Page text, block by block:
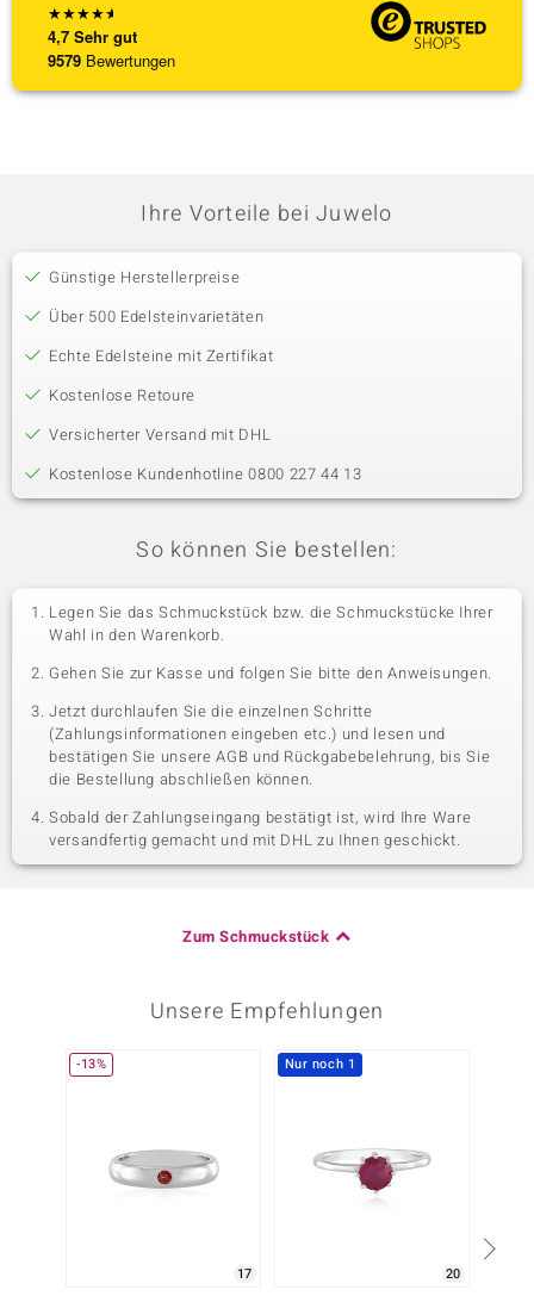
★★★★★
4,7 Sehr gut
9579 Bewertungen
Ihre Vorteile bei Juwelo
Günstige Herstellerpreise
Über 500 Edelsteinvarietäten
Echte Edelsteine mit Zertifikat
Kostenlose Retoure
Versicherter Versand mit DHL
Kostenlose Kundenhotline 0800 227 44 13
So können Sie bestellen:
Legen Sie das Schmuckstück bzw. die Schmuckstücke Ihrer
Wahl in den Warenkorb.
Gehen Sie zur Kasse und folgen Sie bitte den Anweisungen.
Jetzt durchlaufen Sie die einzelnen Schritte
(Zahlungsinformationen eingeben etc.) und lesen und
bestätigen Sie unsere AGB und Rückgabebelehrung, bis Sie
die Bestellung abschließen können.
Sobald der Zahlungseingang bestätigt ist, wird Ihre Ware
versandfertig gemacht und mit DHL zu Ihnen geschickt.
Zum Schmuckstück
Unsere Empfehlungen
-13%
17
Nur noch 1
20